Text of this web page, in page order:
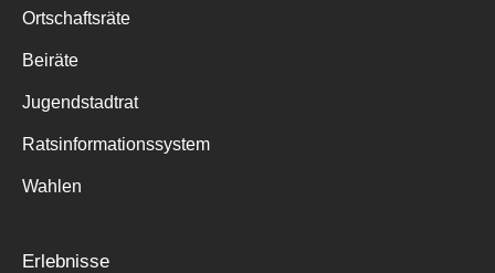
Ortschaftsräte
Beiräte
Jugendstadtrat
Ratsinformationssystem
Wahlen
Erlebnisse